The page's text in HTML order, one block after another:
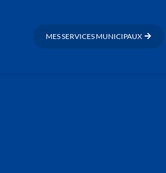
MES SERVICES MUNICIPAUX